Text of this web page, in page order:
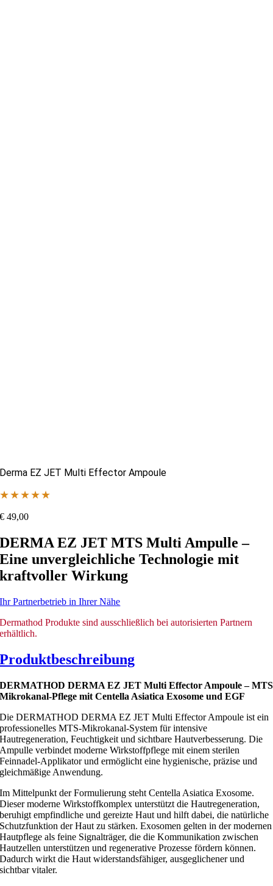
Derma EZ JET Multi Effector Ampoule
★★★★★
€ 49,00
DERMA EZ JET MTS Multi Ampulle –
Eine unvergleichliche Technologie mit
kraftvoller Wirkung
Ihr Partnerbetrieb in Ihrer Nähe
Dermathod Produkte sind ausschließlich bei autorisierten Partnern
erhältlich.
Produktbeschreibung
DERMATHOD DERMA EZ JET Multi Effector Ampoule – MTS
Mikrokanal-Pflege mit Centella Asiatica Exosome und EGF
Die DERMATHOD DERMA EZ JET Multi Effector Ampoule ist ein
professionelles MTS-Mikrokanal-System für intensive
Hautregeneration, Feuchtigkeit und sichtbare Hautverbesserung. Die
Ampulle verbindet moderne Wirkstoffpflege mit einem sterilen
Feinnadel-Applikator und ermöglicht eine hygienische, präzise und
gleichmäßige Anwendung.
Im Mittelpunkt der Formulierung steht Centella Asiatica Exosome.
Dieser moderne Wirkstoffkomplex unterstützt die Hautregeneration,
beruhigt empfindliche und gereizte Haut und hilft dabei, die natürliche
Schutzfunktion der Haut zu stärken. Exosomen gelten in der modernen
Hautpflege als feine Signalträger, die die Kommunikation zwischen
Hautzellen unterstützen und regenerative Prozesse fördern können.
Dadurch wirkt die Haut widerstandsfähiger, ausgeglichener und
sichtbar vitaler.